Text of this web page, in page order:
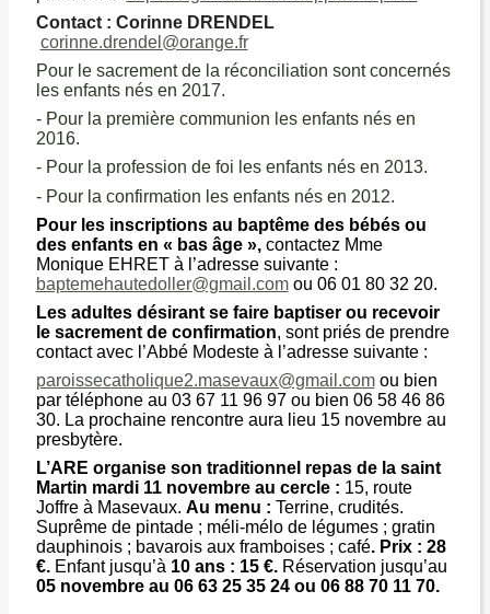
Contact : Corinne DRENDEL
corinne.drendel@orange.fr
Pour le sacrement de la réconciliation sont concernés
les enfants nés en 2017.
- Pour la première communion les enfants nés en
2016.
- Pour la profession de foi les enfants nés en 2013.
- Pour la confirmation les enfants nés en 2012.
Pour les inscriptions au baptême des bébés ou
des enfants en « bas âge »,contactez Mme
Monique EHRET à l’adresse suivante :
baptemehautedoller@gmail.comou 06 01 80 32 20.
Les adultes désirant se faire baptiser ou recevoir
le sacrement de confirmation, sont priés de prendre
contact avec l’Abbé Modeste à l’adresse suivante :
paroissecatholique2.masevaux@gmail.comou bien
par téléphone au 03 67 11 96 97 ou bien 06 58 46 86
30. La prochaine rencontre aura lieu 15 novembre au
presbytère.
L’ARE organise son traditionnel repas de la saint
Martin mardi 11 novembre au cercle : 15, route
Joffre à Masevaux. Au menu : Terrine, crudités.
Suprême de pintade ; méli-mélo de légumes ; gratin
dauphinois ; bavarois aux framboises ; café. Prix : 28
€.Enfant jusqu’à 10 ans : 15 €.Réservation jusqu’au
05 novembre au 06 63 25 35 24 ou 06 88 70 11 70.